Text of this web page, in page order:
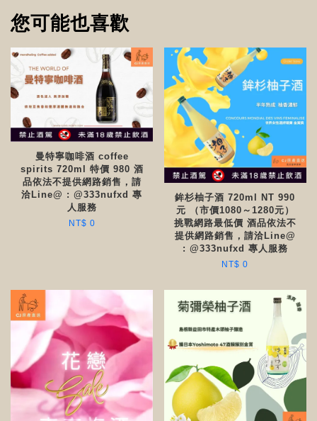
您可能也喜歡
曼特寧咖啡酒 coffee
spirits 720ml 特價 980 酒
品依法不提供網路銷售，請
洽Line@ : @333nufxd 專
人服務
NT$ 0
鉾杉柚子酒 720ml NT 990
元 （市價1080～1280元）
挑戰網路最低價 酒品依法不
提供網路銷售，請洽Line@
: @333nufxd 專人服務
NT$ 0